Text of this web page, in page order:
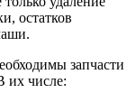
остатков
запчасти
их числе: